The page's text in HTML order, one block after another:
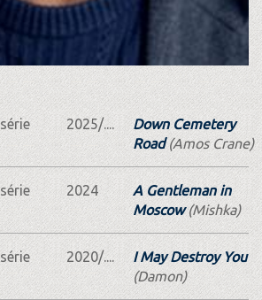
série 2025/....
Down Cemetery
Road(Amos Crane)
série 2024
A Gentleman in
Moscow(Mishka)
série 2020/....
I May Destroy You
(Damon)